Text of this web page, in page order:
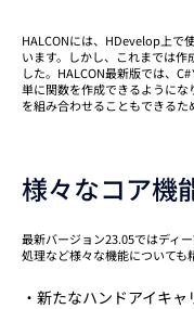
HALCONには、HDevelop上で
います。しかし、これまでは
した。HALCON最新版では、
単に関数を作成できるように
を組み合わせることもできるた
様々なコア機
最新バージョン23.05ではディ
処理など様々な機能についても
・新たなハンドアイキ